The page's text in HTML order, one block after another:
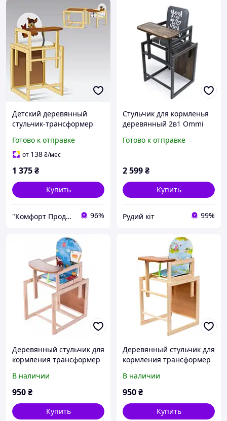
Детский деревянный
стульчик-трансформер
"Оленёнок" №2015
Готово к отправке
от 138₴/мес
1 375₴
Купить
"Комфорт Продукт" 96%
Стульчик для кормленья
деревянный 2в1 Ommi
Готово к отправке
2 599₴
Купить
Рудий кіт 99%
Деревянный стульчик для
кормления трансформер
В наличии
950₴
Купить
Деревянный стульчик для
кормления трансформер
В наличии
950₴
Купить